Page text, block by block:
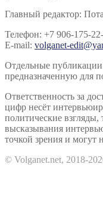
Главный редактор:
Телефон: +7 906-175-
E-mail: volganet-
Отдельные
предназначенную для
Ответственность за
цифр несёт
политические
высказывания
точкой зрения и могут
© Volganet.net, 2018-